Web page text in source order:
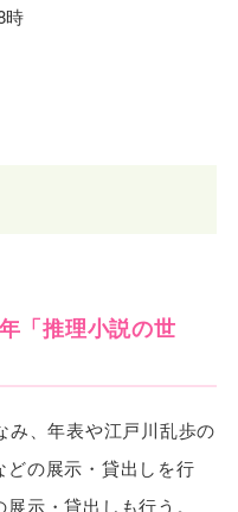
時
「推理小説の世
み、年表や江戸川乱歩の
の展示・貸出しを行
示・貸出しも行う。